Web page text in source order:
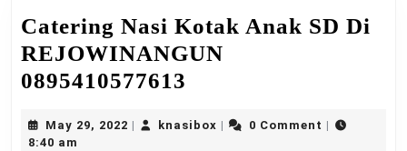
Catering Nasi Kotak Anak SD Di
REJOWINANGUN
0895410577613
Kotak
May 29, 2022 May
knasiboxknasibox0 Comment
8:40 am